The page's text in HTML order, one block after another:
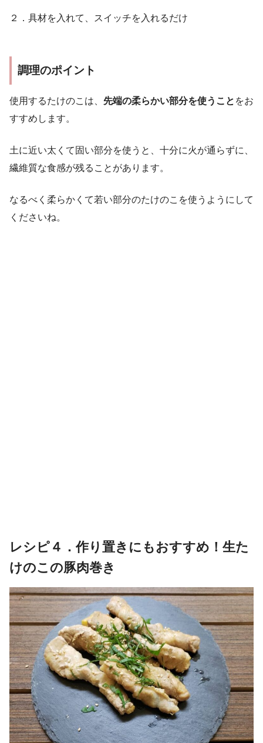
２．具材を入れて、スイッチを入れるだけ
調理のポイント
使用するたけのこは、 先端の柔らかい部分を使うこと をお
すすめします。
土に近い太くて固い部分を使うと、十分に火が通らずに、
繊維質な食感が残ることがあります。
なるべく柔らかくて若い部分のたけのこを使うようにして
くださいね。
レシピ４．作り置きにもおすすめ！生た
けのこの豚肉巻き